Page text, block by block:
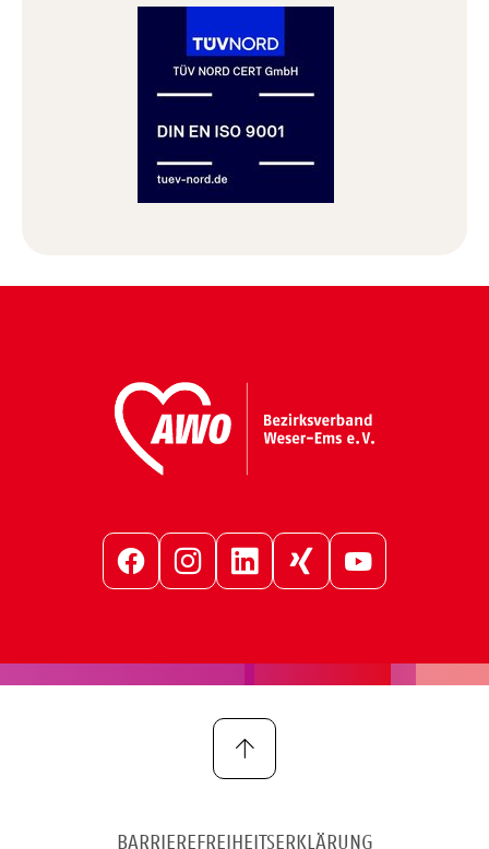
FacebookInstagramLinkedInXing YouTube
BARRIEREFREIHEITSERKLÄRUNG